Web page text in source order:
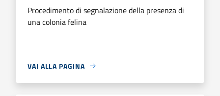
Procedimento di segnalazione della presenza di
una colonia felina
VAI ALLA PAGINA